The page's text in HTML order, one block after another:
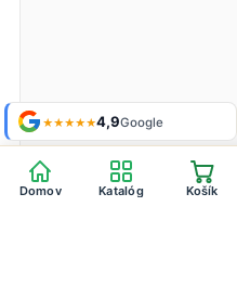
★★★★★4,9Google
Shop roku'24 + '25
Domov Katalóg Košík